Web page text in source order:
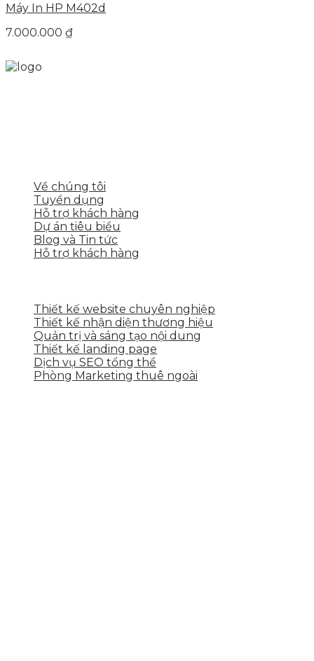
Máy In HP M402d
7.000.000 ₫
Về chúng tôi
Tuyển dụng
Hỗ trợ khách hàng
Dự án tiêu biểu
Blog và Tin tức
Hỗ trợ khách hàng
Thiết kế website chuyên nghiệp
Thiết kế nhận diện thương hiệu
Quản trị và sáng tạo nội dung
Thiết kế landing page
Dịch vụ SEO tổng thể
Phòng Marketing thuê ngoài